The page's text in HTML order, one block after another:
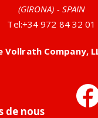
Antimicrobiens
ou de zinc
conception fournit
(GIRONA) - SPAIN
Tel:+34 972 84 32 01
Vollrath Company,
de nous